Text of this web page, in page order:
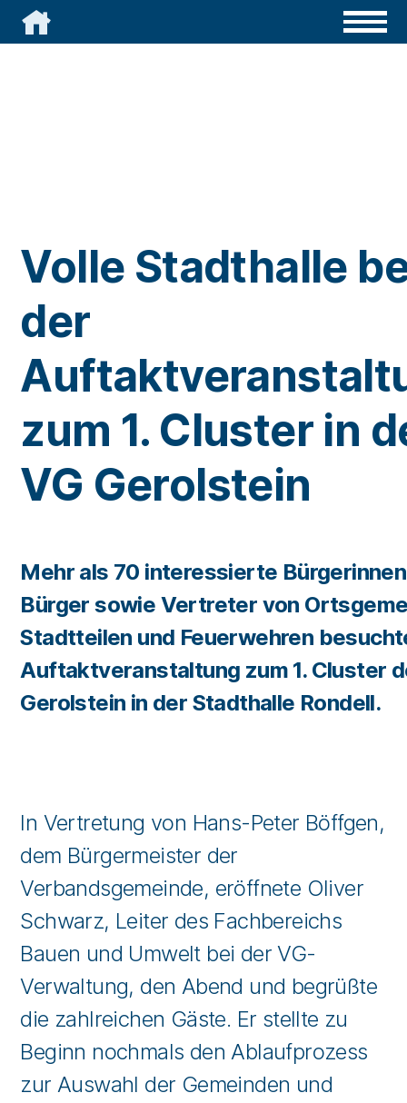

Volle Stadthalle
der
zum 1. Cluster in
VG Gerolstein
Mehr als 70 interessierte
Bürger sowie Vertreter von
Stadtteilen und Feuerwehren
Auftaktveranstaltung zum 1. Cluster
Gerolstein in der Stadthalle Rondell.
In Vertretung von Hans-Peter Böffgen,
dem Bürgermeister der
Verbandsgemeinde, eröffnete Oliver
Schwarz, Leiter des Fachbereichs
Bauen und Umwelt bei der VG-
Verwaltung, den Abend und begrüßte
die zahlreichen Gäste. Er stellte zu
Beginn nochmals den Ablaufprozess
zur Auswahl der Gemeinden und